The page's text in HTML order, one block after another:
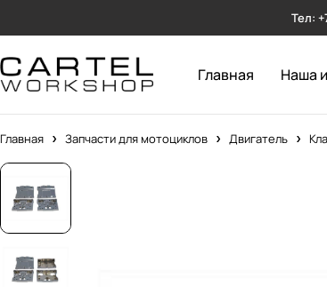
Тел:
Главная Наша
Главная Запчасти для мотоциклов Двигатель